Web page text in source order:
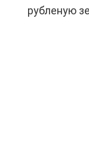
рубленую